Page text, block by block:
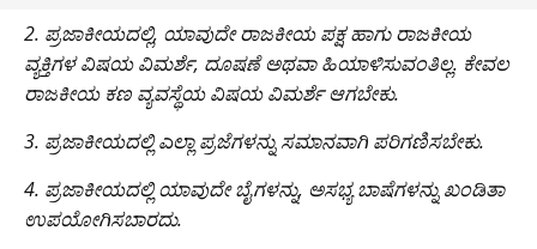
2. ಪ್ರಜಾಕೀಯದಲ್ಲಿ, ಯಾವುದೇ ರಾಜಕೀಯ ಪಕ್ಷ ಹಾಗು ರಾಜಕೀಯ
ವ್ಯಕ್ತಿಗಳ ವಿಷಯ ವಿಮರ್ಶೆ, ದೂಷಣೆ ಅಥವಾ ಹಿಯಾಳಿಸುವಂತಿಲ್ಲ. ಕೇವಲ
ರಾಜಕೀಯ ಕಣ ವ್ಯವಸ್ಥೆಯ ವಿಷಯ ವಿಮರ್ಶೆ ಆಗಬೇಕು.
3. ಪ್ರಜಾಕೀಯದಲ್ಲಿ ಎಲ್ಲಾ ಪ್ರಜೆಗಳನ್ನು ಸಮಾನವಾಗಿ ಪರಿಗಣಿಸಬೇಕು.
4. ಪ್ರಜಾಕೀಯದಲ್ಲಿ ಯಾವುದೇ ಬೈಗಳನ್ನು, ಅಸಭ್ಯ ಬಾಷೆಗಳನ್ನು ಖಂಡಿತಾ
ಉಪಯೋಗಿಸಬಾರದು.